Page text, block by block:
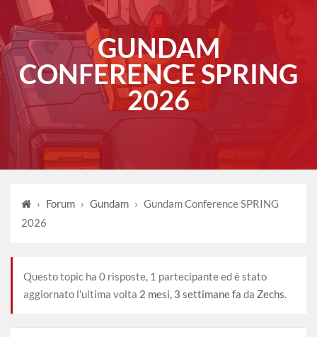
GUNDAM
CONFERENCE SPRING
2026
› Forum › Gundam › Gundam Conference SPRING
2026
Questo topic ha 0 risposte, 1 partecipante ed è stato
aggiornato l'ultima volta 2 mesi, 3 settimane fa da Zechs.